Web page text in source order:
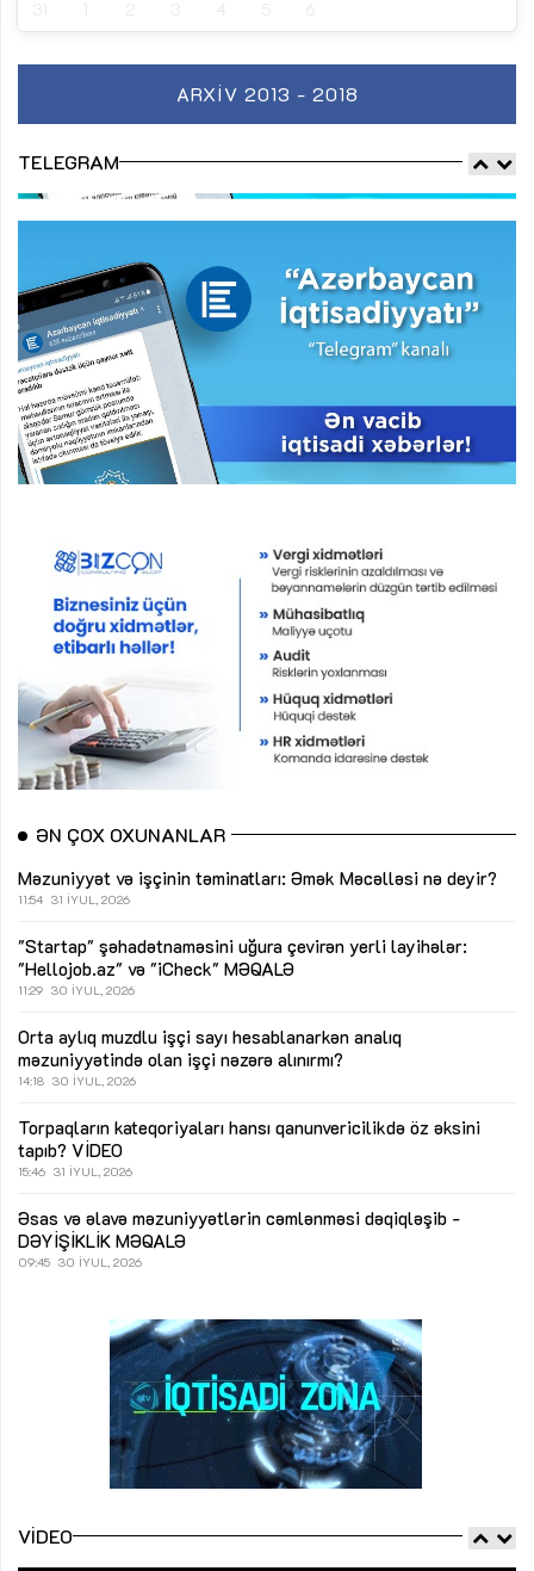
ARXIV 2013 - 2018
TELEGRAM
ƏN ÇOX OXUNANLAR
Məzuniyyət və işçinin təminatları: Əmək Məcəlləsi nə deyir?
11:54 31 İYUL, 2026
"Startap" şəhadətnaməsini uğura çevirən yerli layihələr:
"Hellojob.az" və "iCheck" MƏQALƏ
11:29 30 İYUL, 2026
Orta aylıq muzdlu işçi sayı hesablanarkən analıq
məzuniyyətində olan işçi nəzərə alınırmı?
14:18 30 İYUL, 2026
Torpaqların kateqoriyaları hansı qanunvericilikdə öz əksini
tapıb? VİDEO
15:46 31 İYUL, 2026
Əsas və əlavə məzuniyyətlərin cəmlənməsi dəqiqləşib -
DƏYİŞİKLİK MƏQALƏ
09:45 30 İYUL, 2026
VIDEO